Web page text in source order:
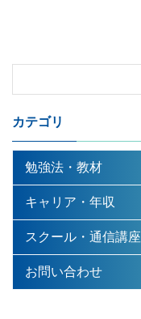
カテゴリ
勉強法・教材
キャリア・年収
スクール・通信講座
お問い合わせ